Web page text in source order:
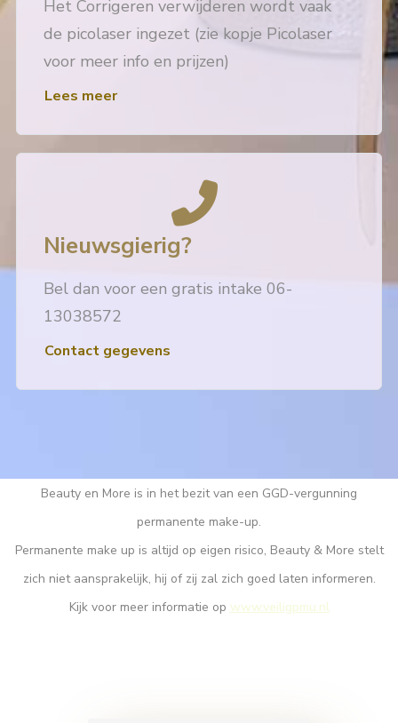
Het Corrigeren verwijderen wordt vaak
de picolaser ingezet (zie kopje Picolaser
voor meer info en prijzen)
Lees meer
Nieuwsgierig?
Bel dan voor een gratis intake 06-
13038572
Contact gegevens
Beauty en More is in het bezit van een GGD-vergunning
permanente make-up.
Permanente make up is altijd op eigen risico, Beauty & More stelt
zich niet aansprakelijk, hij of zij zal zich goed laten informeren.
Kijk voor meer informatie op www.veiligpmu.nl